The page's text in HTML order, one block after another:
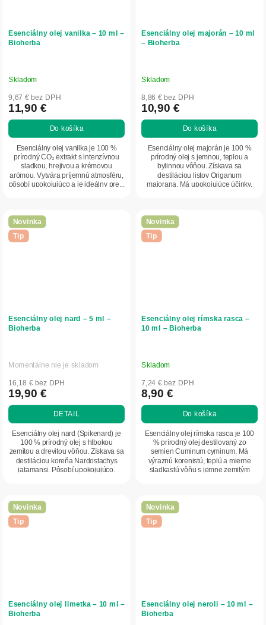
Esenciálny olej vanilka – 10 ml –
Bioherba
Skladom
9,67 € bez DPH
11,90 €
Do košíka
Esenciálny olej vanilka je 100 %
prírodný CO₂ extrakt s intenzívnou
sladkou, hrejivou a krémovou
arómou. Vytvára príjemnú atmosféru,
pôsobí upokojujúco a je ideálny pre...
Esenciálny olej majorán – 10 ml
– Bioherba
Skladom
8,86 € bez DPH
10,90 €
Do košíka
Esenciálny olej majorán je 100 %
prírodný olej s jemnou, teplou a
bylinnou vôňou. Získava sa
destiláciou listov Origanum
majorana. Má upokojujúce účinky,
Novinka
Tip
Esenciálny olej nard – 5 ml –
Bioherba
Momentálne nie je skladom
16,18 € bez DPH
19,90 €
DETAIL
Esenciálny olej nard (Spikenard) je
100 % prírodný olej s hlbokou
zemitou a drevitou vôňou. Získava sa
destiláciou koreňa Nardostachys
jatamansi. Pôsobí upokojujúco,
Novinka
Tip
Esenciálny olej rímska rasca –
10 ml – Bioherba
Skladom
7,24 € bez DPH
8,90 €
Do košíka
Esenciálny olej rímska rasca je 100
% prírodný olej destilovaný zo
semien Cuminum cyminum. Má
výraznú korenistú, teplú a mierne
sladkastú vôňu s jemne zemitým
Novinka
Tip
Esenciálny olej limetka – 10 ml –
Bioherba
Novinka
Tip
Esenciálny olej neroli – 10 ml –
Bioherba